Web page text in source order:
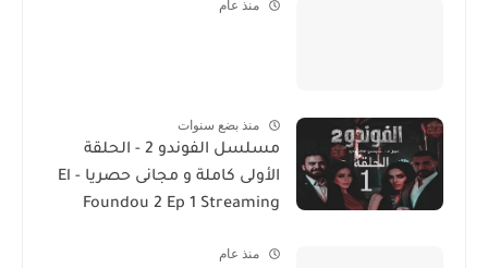
منذ عام
منذ بضع سنوات
مسلسل الفوندو 2 - الحلقة
الأولى كاملة و مجانى حصريا - El
Foundou 2 Ep 1 Streaming
منذ عام